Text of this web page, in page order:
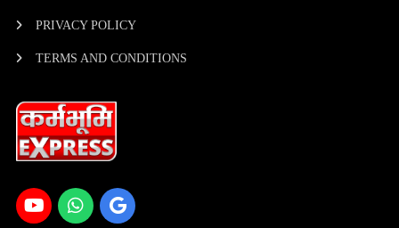
PRIVACY POLICY
TERMS AND CONDITIONS